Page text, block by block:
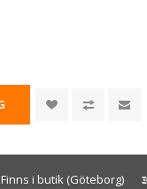
Finns i butik (Göteborg)